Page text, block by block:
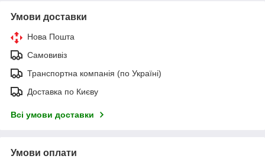
Умови доставки
Нова Пошта
Самовивіз
Транспортна компанія (по Україні)
Доставка по Києву
Всі умови доставки
Умови оплати